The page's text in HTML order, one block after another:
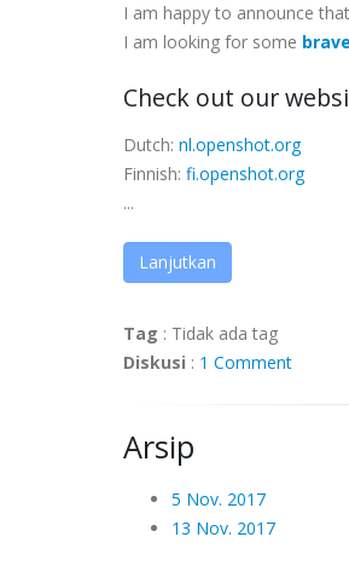
I am happy to announce
I am looking for some
Check out our
Dutch: nl.openshot.org
Finnish: fi.openshot.org
...
Lanjutkan
Tag : Tidak ada tag
Diskusi : 1 Comment
Arsip
5 Nov. 2017
13 Nov. 2017